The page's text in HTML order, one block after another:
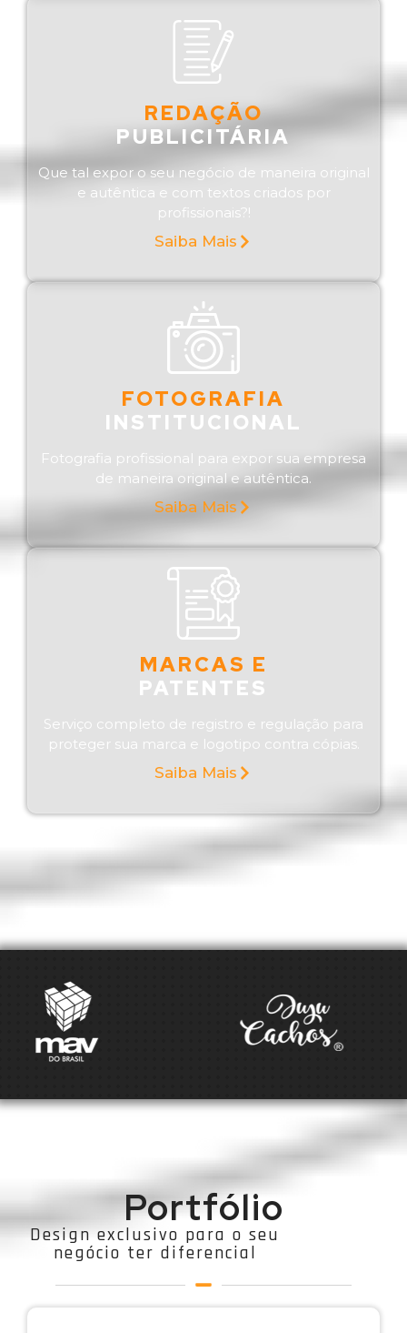
REDAÇÃO
PUBLICITÁRIA
Que tal expor o seu negócio de maneira original
e autêntica e com textos criados por
profissionais?!
Saiba Mais
FOTOGRAFIA
INSTITUCIONAL
Fotografia profissional para expor sua empresa
de maneira original e autêntica.
Saiba Mais
MARCAS E
PATENTES
Serviço completo de registro e regulação para
proteger sua marca e logotipo contra cópias.
Saiba Mais
Portfólio
Design exclusivo para o seu
negócio ter diferencial